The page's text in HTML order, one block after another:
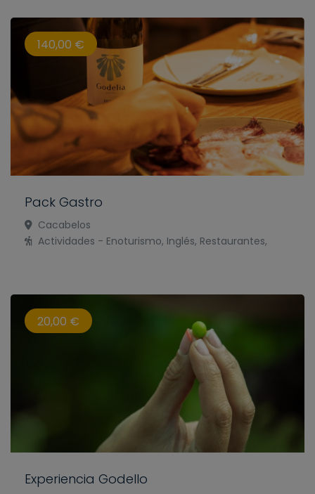
140,00 €
Pack Gastro
Cacabelos
Actividades - Enoturismo, Inglés, Restaurantes,
20,00 €
Experiencia Godello